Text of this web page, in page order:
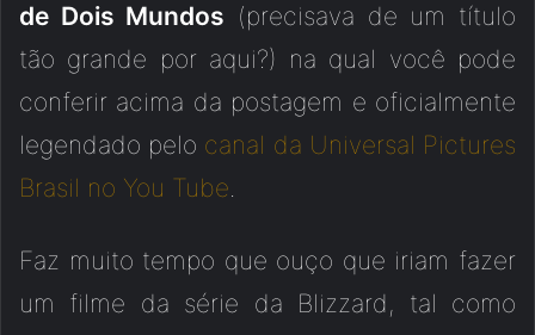
de Dois Mundos (precisava de um título
tão grande por aqui?) na qual você pode
conferir acima da postagem e oficialmente
legendado pelo canal da Universal Pictures
Brasil no You Tube.
Faz muito tempo que ouço que iriam fazer
um filme da série da Blizzard, tal como